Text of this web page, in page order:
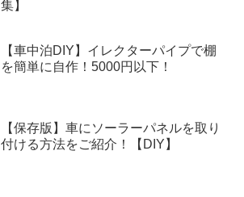
集】
【車中泊DIY】イレクターパイプで棚
を簡単に自作！5000円以下！
【保存版】車にソーラーパネルを取り
付ける方法をご紹介！【DIY】